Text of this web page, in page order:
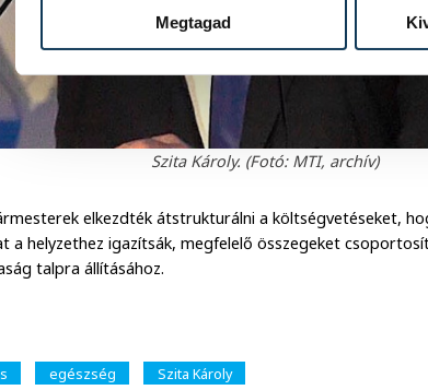
Megtagad
Szita Károly. (Fotó: MTI, archív)
elkezdték átstrukturálni a költségvetéseket,
a helyzethez igazítsák, megfelelő összegeket
talpra állításához.
egészség Szita Károly